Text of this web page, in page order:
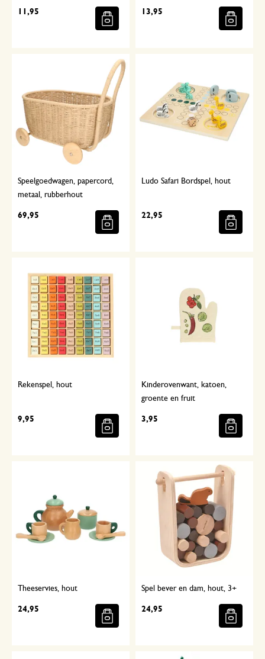
11,95 13,95
Speelgoedwagen, papercord,
metaal, rubberhout
69,95
Ludo Safari Bordspel, hout
22,95
Rekenspel, hout
9,95
Kinderovenwant, katoen,
groente en fruit
3,95
Theeservies, hout
24,95
Spel bever en dam, hout, 3+
24,95